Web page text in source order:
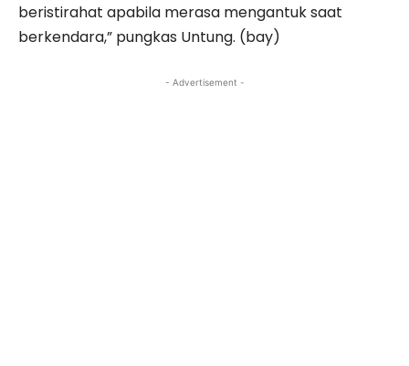
beristirahat apabila merasa mengantuk saat
berkendara,” pungkas Untung. (bay)
- Advertisement -